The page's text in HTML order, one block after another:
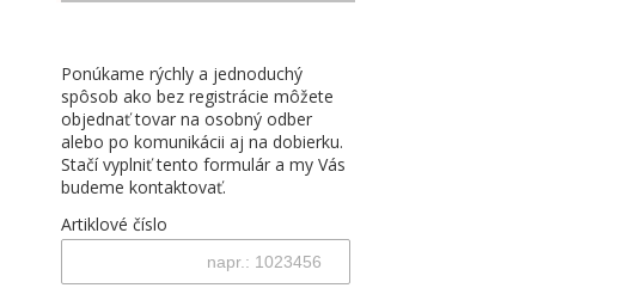
Ponúkame rýchly a jednoduchý
spôsob ako bez registrácie môžete
objednať tovar na osobný odber
alebo po komunikácii aj na dobierku.
Stačí vyplniť tento formulár a my Vás
budeme kontaktovať.
Artiklové číslo